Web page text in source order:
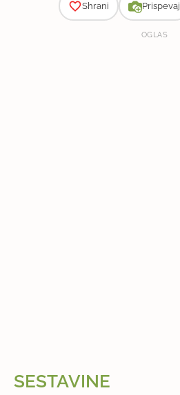
Shrani Prispevaj
OGLAS
SESTAVINE